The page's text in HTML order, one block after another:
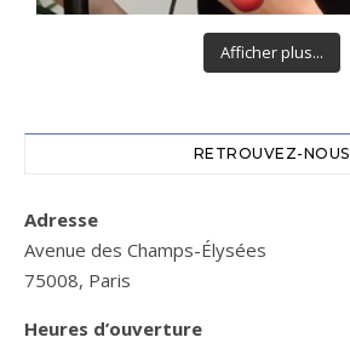
Afficher plus...
RETROUVEZ-NOUS
Adresse
Avenue des Champs-Élysées
75008, Paris
Heures d’ouverture